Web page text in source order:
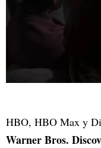
HBO, HBO Max y
Warner Bros.